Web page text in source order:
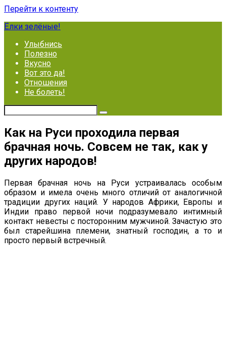
Перейти к контенту
Ёлки зелёные!
Улыбнись
Полезно
Вкусно
Вот это да!
Отношения
Не болеть!
Как на Руси проходила первая
брачная ночь. Совсем не так, как у
других народов!
Первая брачная ночь на Руси устраивалась особым
образом и имела очень много отличий от аналогичной
традиции других наций. У народов Африки, Европы и
Индии право первой ночи подразумевало интимный
контакт невесты с посторонним мужчиной. Зачастую это
был старейшина племени, знатный господин, а то и
просто первый встречный.